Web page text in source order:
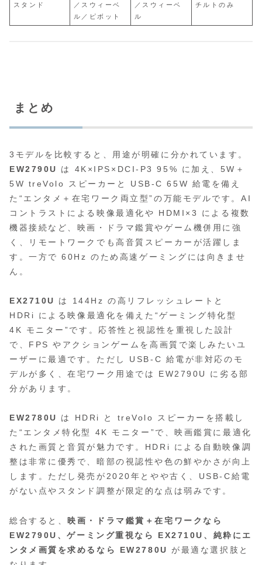
スタンド
／スウィーベ
ル／ピボット
／スウィーベ
ル
チルトのみ
まとめ
3モデルを比較すると、用途が明確に分かれています。
EW2790U
は 4K×IPS×DCI‑P3 95% に加え、5W＋
5W treVolo スピーカーと USB‑C 65W 給電を備え
た“エンタメ＋在宅ワーク両立型”の万能モデルです。AI
コントラストによる映像最適化や HDMI×3 による複数
機器接続など、映画・ドラマ鑑賞やゲーム機併用に強
く、リモートワークでも高音質スピーカーが活躍しま
す。一方で 60Hz のため高速ゲーミングには向きませ
ん。
EX2710U
は 144Hz の高リフレッシュレートと
HDRi による映像最適化を備えた“ゲーミング特化型
4K モニター”です。応答性と視認性を重視した設計
で、FPS やアクションゲームを高画質で楽しみたいユ
ーザーに最適です。ただし USB‑C 給電が非対応のモ
デルが多く、在宅ワーク用途では EW2790U に劣る部
分があります。
EW2780U
は HDRi と treVolo スピーカーを搭載し
た“エンタメ特化型 4K モニター”で、映画鑑賞に最適化
された画質と音質が魅力です。HDRi による自動映像調
整は非常に優秀で、暗部の視認性や色の鮮やかさが向上
します。ただし発売が2020年とやや古く、USB‑C給電
がない点やスタンド調整が限定的な点は弱みです。
総合すると、映画・ドラマ鑑賞＋在宅ワークなら
EW2790U、ゲーミング重視なら EX2710U、純粋にエ
ンタメ画質を求めるなら EW2780U
が最適な選択肢と